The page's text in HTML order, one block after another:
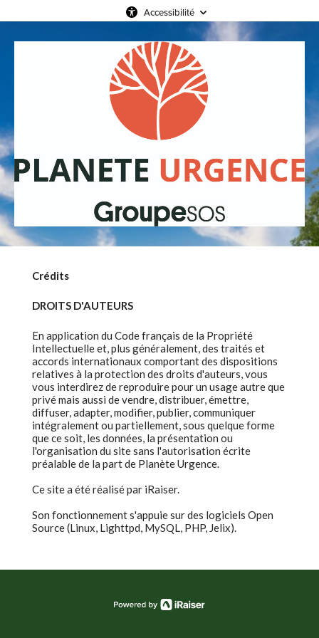
Accessibilité
Crédits
DROITS D'AUTEURS
En application du Code français de la Propriété
Intellectuelle et, plus généralement, des traités et
accords internationaux comportant des dispositions
relatives à la protection des droits d'auteurs, vous
vous interdirez de reproduire pour un usage autre que
privé mais aussi de vendre, distribuer, émettre,
diffuser, adapter, modifier, publier, communiquer
intégralement ou partiellement, sous quelque forme
que ce soit, les données, la présentation ou
l'organisation du site sans l'autorisation écrite
préalable de la part de Planète Urgence.
Ce site a été réalisé par iRaiser.
Son fonctionnement s'appuie sur des logiciels Open
Source (Linux, Lighttpd, MySQL, PHP, Jelix).